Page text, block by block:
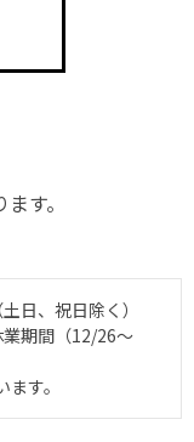
す。
、祝日除く）
期間（12/26～
す。